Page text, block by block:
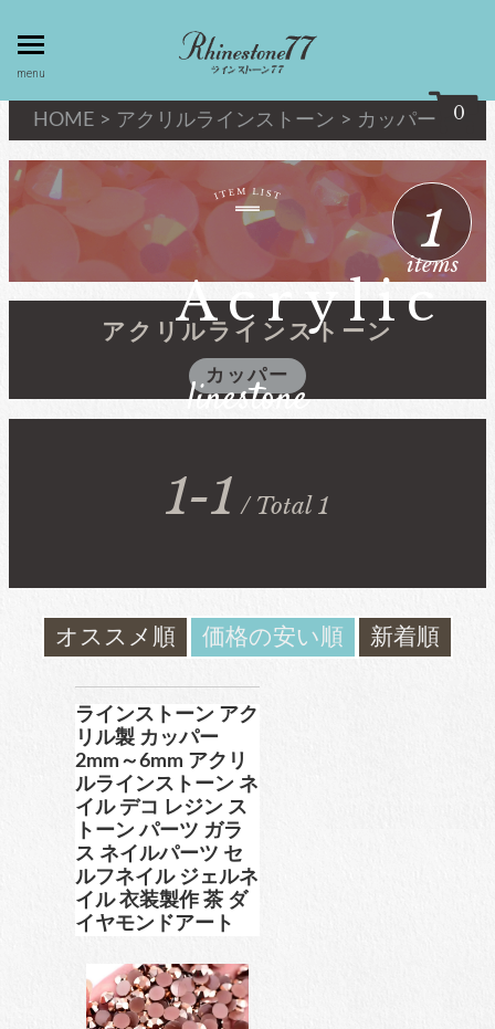
toggle
menu
menu
0
my page
マイページ
policy
扱
blog
linestone ラインストーン
キシリウスカット
ガラスラインストーン
チャトン
アクリルラインストーン
パールラインストーン
ブリオン
HOME > アクリルラインストーン > カッパー
Acrylic
linestone
1
items
アクリルラインストーン
カッパー
1-1 / Total 1
オススメ順 価格の安い順 新着順
ラインストーン アク
リル製 カッパー
2mm～6mm アクリ
ルラインストーン ネ
イル デコ レジン ス
トーン パーツ ガラ
ス ネイルパーツ セ
ルフネイル ジェルネ
イル 衣装製作 茶 ダ
イヤモンドアート